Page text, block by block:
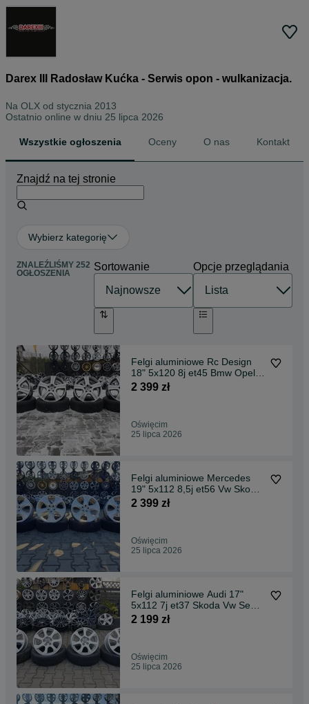
Darex III Radosław Kućka - Serwis opon - wulkanizacja.
Na OLX od stycznia 2013
Ostatnio online w dniu 25 lipca 2026
Wszystkie ogłoszenia Oceny O nas Kontakt
Znajdź na tej stronie
Wybierz kategorię
ZNALEŹLIŚMY 252
OGŁOSZENIA
Sortowanie Opcje przeglądania
Felgi aluminiowe Rc Design
18" 5x120 8j et45 Bmw Opel
Vw itp.
2 399 zł
Oświęcim
25 lipca 2026
Felgi aluminiowe Mercedes
19" 5x112 8,5j et56 Vw Skoda
Seat Audi itp.
2 399 zł
Oświęcim
25 lipca 2026
Felgi aluminiowe Audi 17"
5x112 7j et37 Skoda Vw Seat
Bmw Cupra itp.
2 199 zł
Oświęcim
25 lipca 2026